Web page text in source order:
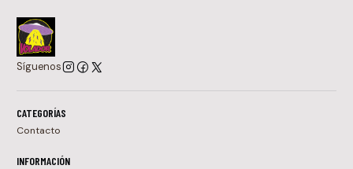
Síguenos
CATEGORÍAS
Contacto
INFORMACIÓN